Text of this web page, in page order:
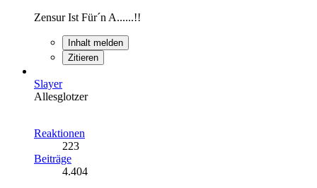
Zensur Ist Für´n A......!!
Inhalt melden
Zitieren
Slayer
Allesglotzer
Reaktionen
223
Beiträge
4.404